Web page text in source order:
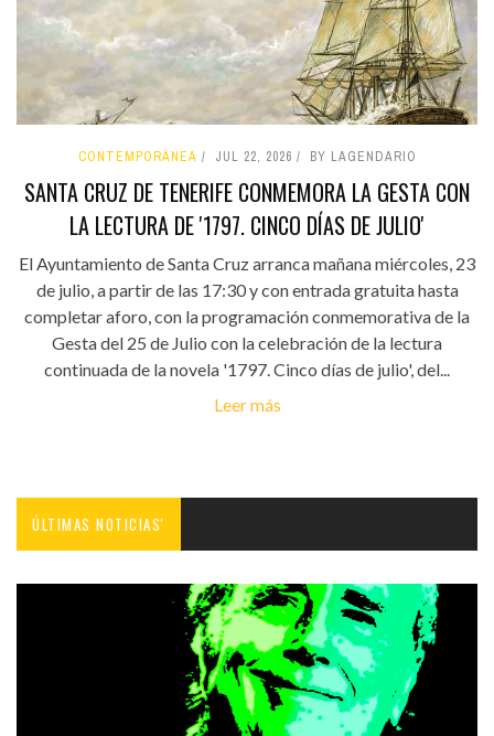
CONTEMPORÁNEA JUL 22, 2026 BY LAGENDARIO
SANTA CRUZ DE TENERIFE CONMEMORA LA GESTA CON
LA LECTURA DE '1797. CINCO DÍAS DE JULIO'
El Ayuntamiento de Santa Cruz arranca mañana miércoles, 23
de julio, a partir de las 17:30 y con entrada gratuita hasta
completar aforo, con la programación conmemorativa de la
Gesta del 25 de Julio con la celebración de la lectura
continuada de la novela '1797. Cinco días de julio', del...
Leer más
ÚLTIMAS NOTICIAS'